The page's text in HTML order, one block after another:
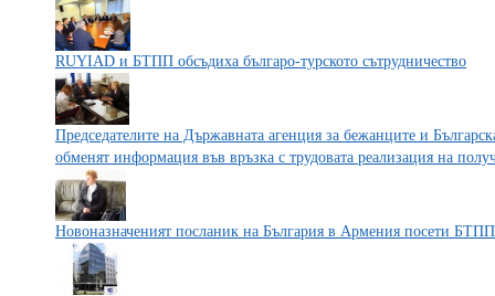
RUYIAD и БТПП обсъдиха българо-турското сътрудничество
Председателите на Държавната агенция за бежанците и
обменят информация във връзка с трудовата реализация на
Новоназначеният посланик на България в Армения посети БТПП